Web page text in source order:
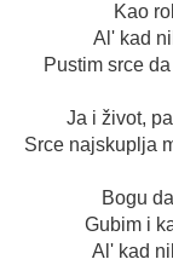
Kao
Al' kad
Pustim srce
Ja i život,
Srce najskuplja
Bogu
Gubim i
Al' kad